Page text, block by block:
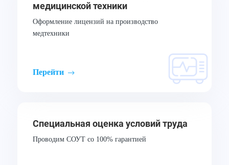
медицинской техники
Оформление лицензий на производство
медтехники
Перейти
Специальная оценка условий труда
Проводим СОУТ со 100% гарантией